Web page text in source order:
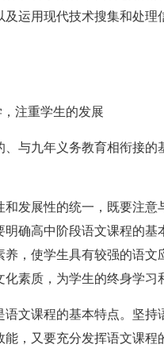
运用现代技术搜集和处
注重学生的发展
与九年义务教育相衔接
发展性的统一，既要注
确高中阶段语文课程的
，使学生具有较强的语
素质，为学生的终身学习
文课程的基本特点。坚
，又要充分发挥语文课